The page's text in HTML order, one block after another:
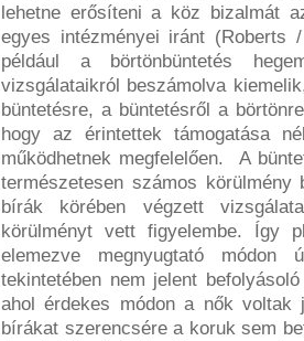
lehetne erősíteni a köz bizalmát
egyes intézményei iránt
például a börtönbüntetés
vizsgálataikról beszámolva
büntetésre, a büntetésről a
hogy az érintettek támogatása
működhetnek megfelelően. A
természetesen számos
bírák körében végzett
körülményt vett figyelembe. Így
elemezve megnyugtató
tekintetében nem jelent
ahol érdekes módon a nők
bírákat szerencsére a koruk sem